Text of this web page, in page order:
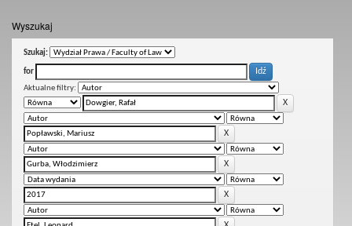
Wyszukaj
Szukaj:
for
Aktualne filtry: